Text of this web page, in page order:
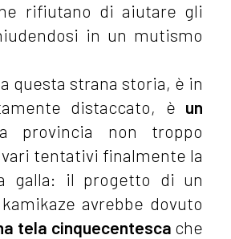
rifiutano di aiutare gli
in un mutismo
questa strana storia, è in
distaccato, è un
provincia non troppo
tentativi finalmente la
galla: il progetto di un
avrebbe dovuto
tela cinquecentesca che